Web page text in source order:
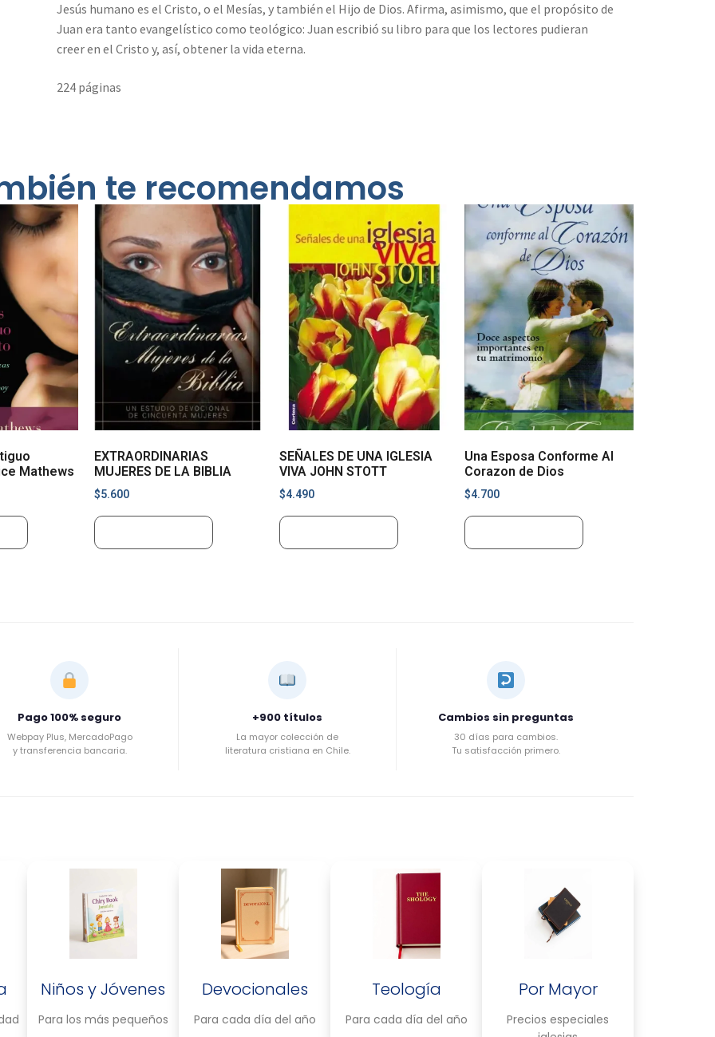
Jesús humano es el Cristo, o el Mesías, y también el Hijo de Dios. Afirma, asimismo, que el propósito de
Juan era tanto evangelístico como teológico: Juan escribió su libro para que los lectores pudieran
creer en el Cristo y, así, obtener la vida eterna.
224 páginas
te recomendamos
Mathews
EXTRAORDINARIAS
MUJERES DE LA BIBLIA
$5.600
SEÑALES DE UNA IGLESIA
VIVA JOHN STOTT
$4.490
Una Esposa Conforme Al
Corazon de Dios
$4.700
Pago 100% seguro
Webpay Plus, MercadoPago
y transferencia bancaria.
+900 títulos
La mayor colección de
literatura cristiana en Chile.
Cambios sin preguntas
30 días para cambios.
Tu satisfacción primero.
Niños y Jóvenes
Para los más pequeños
Devocionales
Para cada día del año
Teología
Para cada día del año
Por Mayor
Precios especiales